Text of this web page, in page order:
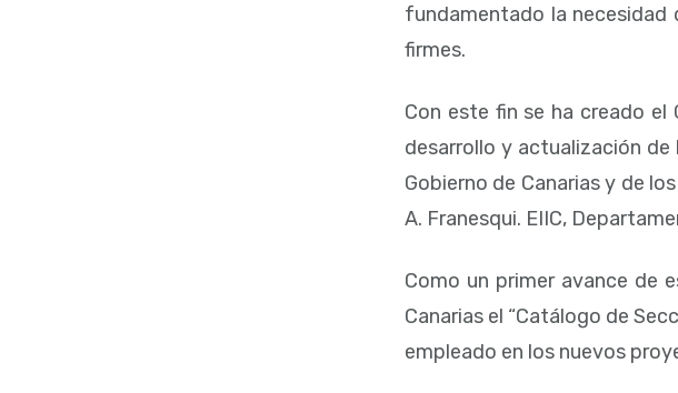
fundamentado la necesidad
firmes.
Con este fin se ha creado el
desarrollo y actualización
Gobierno de Canarias y de
A. Franesqui. EIIC,
Como un primer avance de
Canarias el “Catálogo de
empleado en los nuevos